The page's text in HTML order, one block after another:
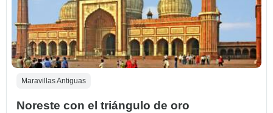
Maravillas Antiguas
Noreste con el triángulo de oro